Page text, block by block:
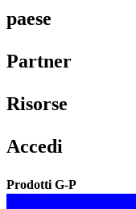
paese​​
Partner​​
Risorse​​
Accedi​​
Prodotti G-P​​